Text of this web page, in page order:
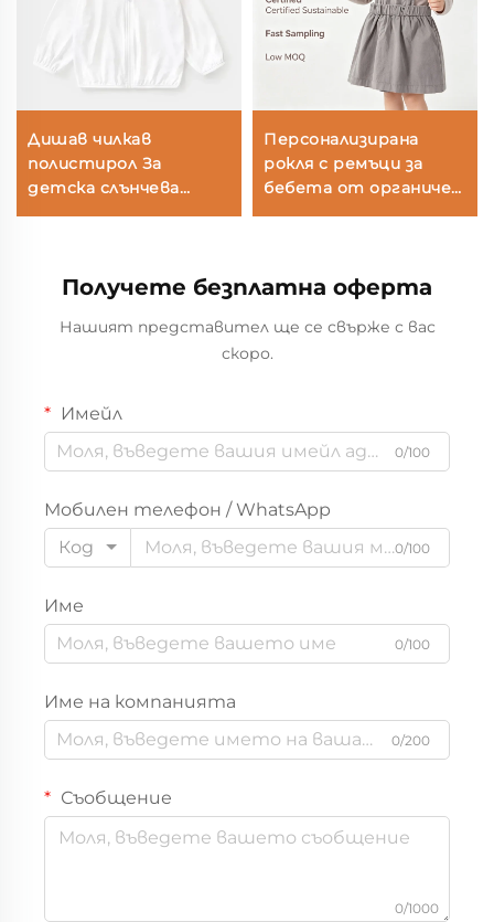
Дишав чилкав
полистирол За
детска слънчева
защитна жакетка
Персонализирана
рокля с ремъци за
бебета от органичен
памук, боядисана с
малки деца, OEM/ODM,
детски дрехи за
бутикови марки за
Получете безплатна оферта
Нашият представител ще се свърже с вас
скоро.
Имейл
0/100
Мобилен телефон / WhatsApp
Код
0/100
Име
0/100
Име на компанията
0/200
Съобщение
0/1000